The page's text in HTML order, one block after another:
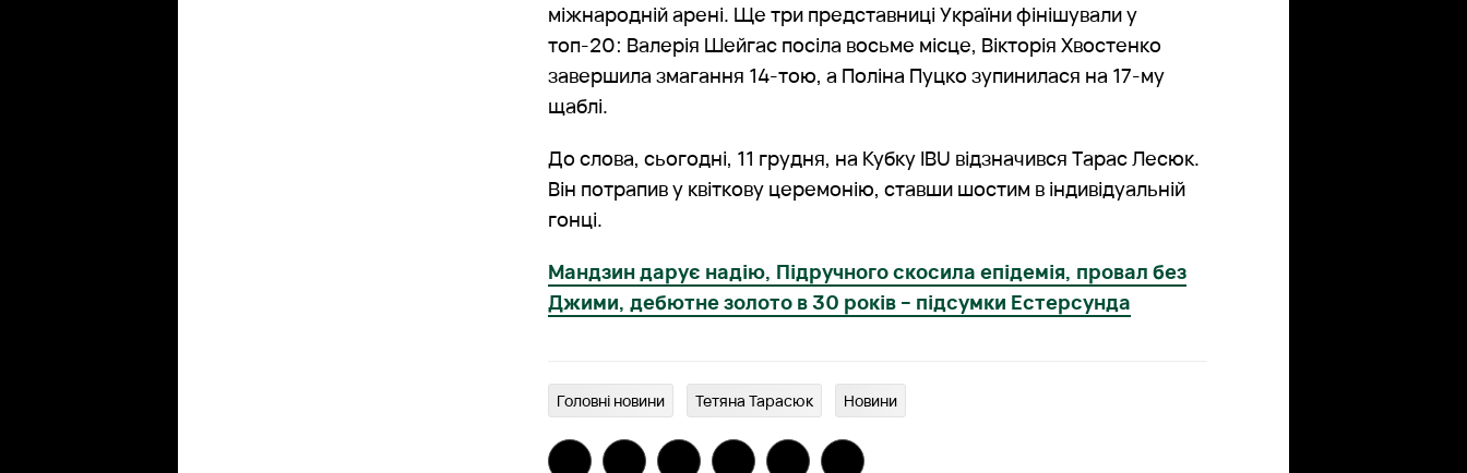
міжнародній арені. Ще три представниці України фінішували у
топ-20: Валерія Шейгас посіла восьме місце, Вікторія Хвостенко
завершила змагання 14-тою, а Поліна Пуцко зупинилася на 17-му
щаблі.
До слова, сьогодні, 11 грудня, на Кубку IBU відзначився Тарас Лесюк.
Він потрапив у квіткову церемонію, ставши шостим в індивідуальній
гонці.
Мандзин дарує надію, Підручного скосила епідемія, провал без
Джими, дебютне золото в 30 років – підсумки Естерсунда
Головні новини Тетяна Тарасюк Новини